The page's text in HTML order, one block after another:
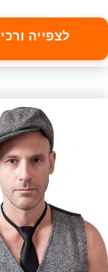
לצפייה